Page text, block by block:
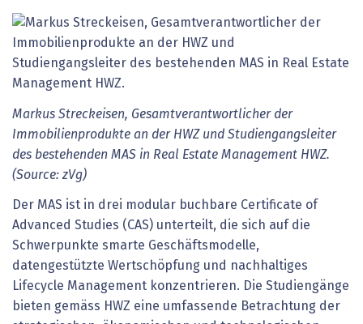
Markus Streckeisen, Gesamtverantwortlicher der
Immobilienprodukte an der HWZ und Studiengangsleiter
des bestehenden MAS in Real Estate Management HWZ.
(Source: zVg)
Der MAS ist in drei modular buchbare Certificate of
Advanced Studies (CAS) unterteilt, die sich auf die
Schwerpunkte smarte Geschäftsmodelle,
datengestützte Wertschöpfung und nachhaltiges
Lifecycle Management konzentrieren. Die Studiengänge
bieten gemäss HWZ eine umfassende Betrachtung der